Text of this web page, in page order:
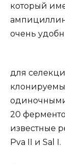
который
очень
для
20
известные
Pva II и Sal I.